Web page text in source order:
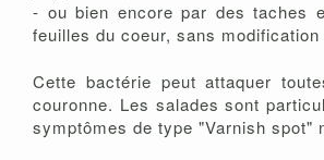
- ou bien encore par des taches
feuilles du coeur, sans
Cette bactérie peut attaquer
couronne. Les salades sont
symptômes de type "Varnish spot"